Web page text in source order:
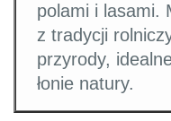
polami i lasami.
z tradycji
przyrody,
łonie natury.